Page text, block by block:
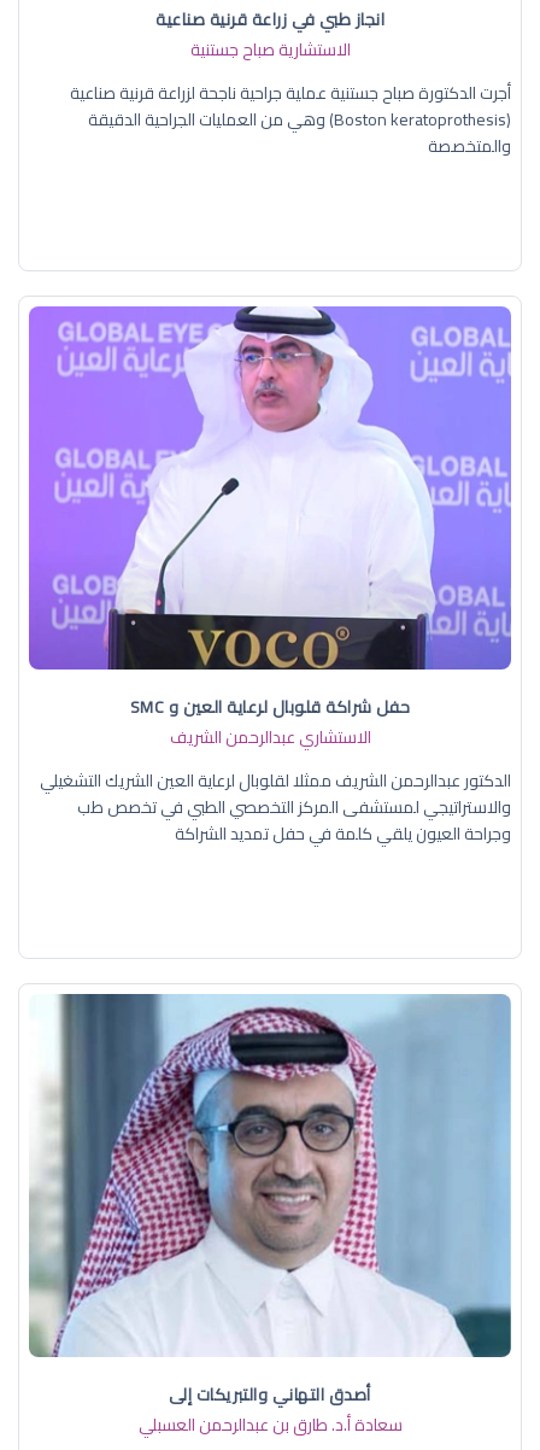
انجاز طبي في زراعة قرنية صناعية
الاستشارية صباح جستنية
أجرت الدكتورة صباح جستنية عملية جراحية ناجحة لزراعة قرنية صناعية
(Boston keratoprothesis) وهي من العمليات الجراحية الدقيقة
والمتخصصة
حفل شراكة قلوبال لرعاية العين و SMC
الاستشاري عبدالرحمن الشريف
الدكتور عبدالرحمن الشريف ممثلا لقلوبال لرعاية العين الشريك التشغيلي
والاستراتيجي لمستشفى المركز التخصصي الطبي في تخصص طب
وجراحة العيون يلقي كلمة في حفل تمديد الشراكة
أصدق التهاني والتبريكات إلى
سعادة أ.د. ​طارق بن عبدالرحمن العسبلي